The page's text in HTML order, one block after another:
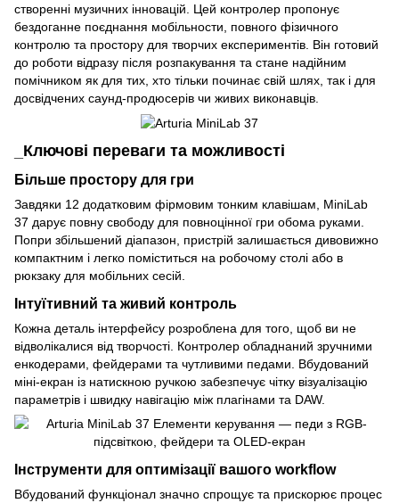
створенні музичних інновацій. Цей контролер пропонує
бездоганне поєднання мобільности, повного фізичного
контролю та простору для творчих експериментів. Він готовий
до роботи відразу після розпакування та стане надійним
помічником як для тих, хто тільки починає свій шлях, так і для
досвідчених саунд-продюсерів чи живих виконавців.
_Ключові переваги та можливості
Більше простору для гри
Завдяки 12 додатковим фірмовим тонким клавішам, MiniLab
37 дарує повну свободу для повноцінної гри обома руками.
Попри збільшений діапазон, пристрій залишається дивовижно
компактним і легко поміститься на робочому столі або в
рюкзаку для мобільних сесій.
Інтуїтивний та живий контроль
Кожна деталь інтерфейсу розроблена для того, щоб ви не
відволікалися від творчості. Контролер обладнаний зручними
енкодерами, фейдерами та чутливими педами. Вбудований
міні-екран із натискною ручкою забезпечує чітку візуалізацію
параметрів і швидку навігацію між плагінами та DAW.
Інструменти для оптимізації вашого workflow
Вбудований функціонал значно спрощує та прискорює процес